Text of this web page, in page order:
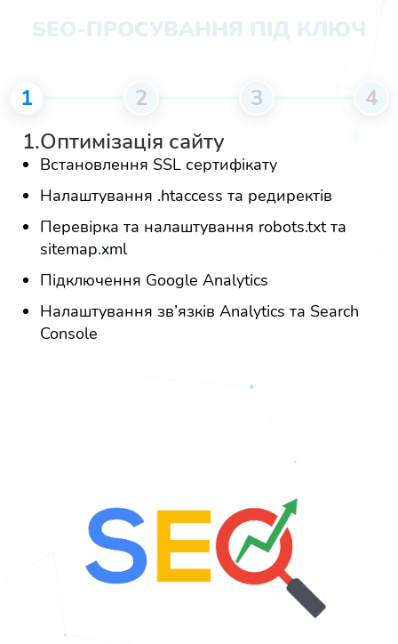
SEO-ПРОСУВАННЯ ПІД КЛЮЧ
1 2 3
4
1.Оптимізація сайту
Встановлення SSL сертифікату
Налаштування .htaccess та редиректів
Перевірка та налаштування robots.txt та
sitemap.xml
Підключення Google Analytics
Налаштування зв’язків Analytics та Search
Console